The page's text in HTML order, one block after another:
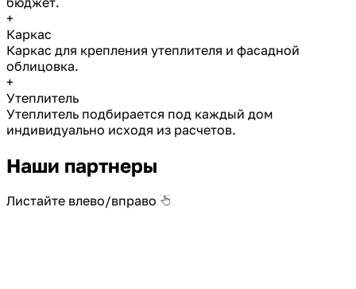
+
Каркас
Каркас для крепления утеплителя и фасадной
облицовка.
+
Утеплитель
Утеплитель подбирается под каждый дом
индивидуально исходя из расчетов.
Наши партнеры
Листайте влево/вправо